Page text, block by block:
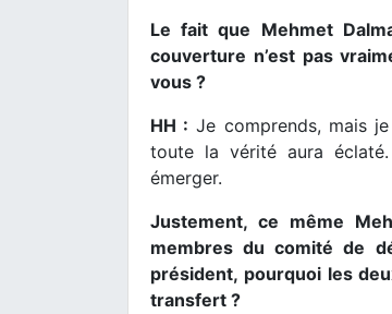
Le fait que Mehmet
couverture n’est pas
vous ?
HH : Je comprends, mais
toute la vérité aura
émerger.
Justement, ce même
membres du comité de
président, pourquoi les
transfert ?